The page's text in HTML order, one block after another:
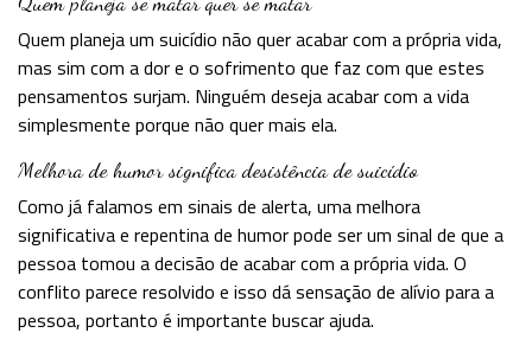
Quem planeja um suicídio não quer acabar com a própria vida,
mas sim com a dor e o sofrimento que faz com que estes
pensamentos surjam. Ninguém deseja acabar com a vida
simplesmente porque não quer mais ela.
Melhora de humor significa desistência de suicídio
Como já falamos em sinais de alerta, uma melhora
significativa e repentina de humor pode ser um sinal de que a
pessoa tomou a decisão de acabar com a própria vida. O
conflito parece resolvido e isso dá sensação de alívio para a
pessoa, portanto é importante buscar ajuda.